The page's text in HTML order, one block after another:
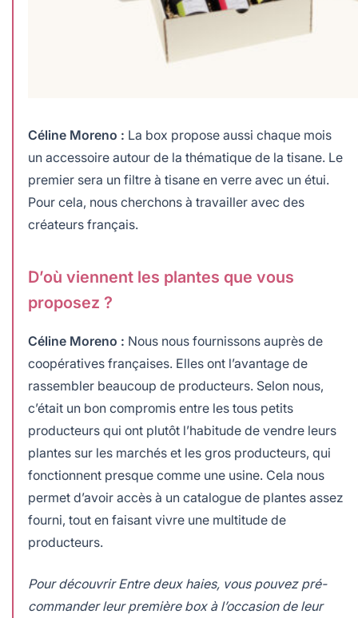
Céline Moreno : La box propose aussi chaque mois
un accessoire autour de la thématique de la tisane. Le
premier sera un filtre à tisane en verre avec un étui.
Pour cela, nous cherchons à travailler avec des
créateurs français.
D’où viennent les plantes que vous
proposez ?
Céline Moreno : Nous nous fournissons auprès de
coopératives françaises. Elles ont l’avantage de
rassembler beaucoup de producteurs. Selon nous,
c’était un bon compromis entre les tous petits
producteurs qui ont plutôt l’habitude de vendre leurs
plantes sur les marchés et les gros producteurs, qui
fonctionnent presque comme une usine. Cela nous
permet d’avoir accès à un catalogue de plantes assez
fourni, tout en faisant vivre une multitude de
producteurs.
Pour découvrir Entre deux haies, vous pouvez pré-
commander leur première box à l’occasion de leur